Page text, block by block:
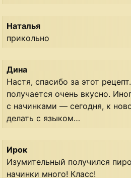
Наталья
прикольно
Дина
Настя, спасибо за этот
получается очень вкусно.
с начинками — сегодня, к
делать с языком…
Ирок
Изумительный получился
начинки много! Класс!